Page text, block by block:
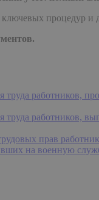
процедур и
труда работников,
труда работников,
прав
на военную